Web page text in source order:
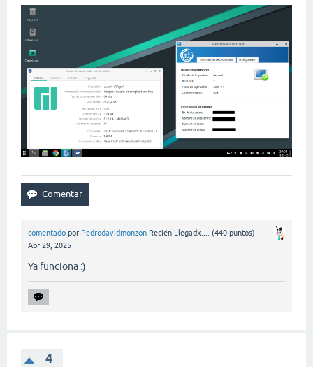
comentado por Pedrodavidmonzon Recién Llegadx.... (440 puntos)
Abr 29, 2025
Ya funciona :)
4